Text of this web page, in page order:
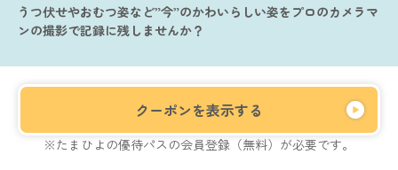
うつ伏せやおむつ姿など”今”のかわいらしい姿をプロのカメラマ
ンの撮影で記録に残しませんか？
クーポンを表示する
※たまひよの優待パスの会員登録（無料）が必要です。